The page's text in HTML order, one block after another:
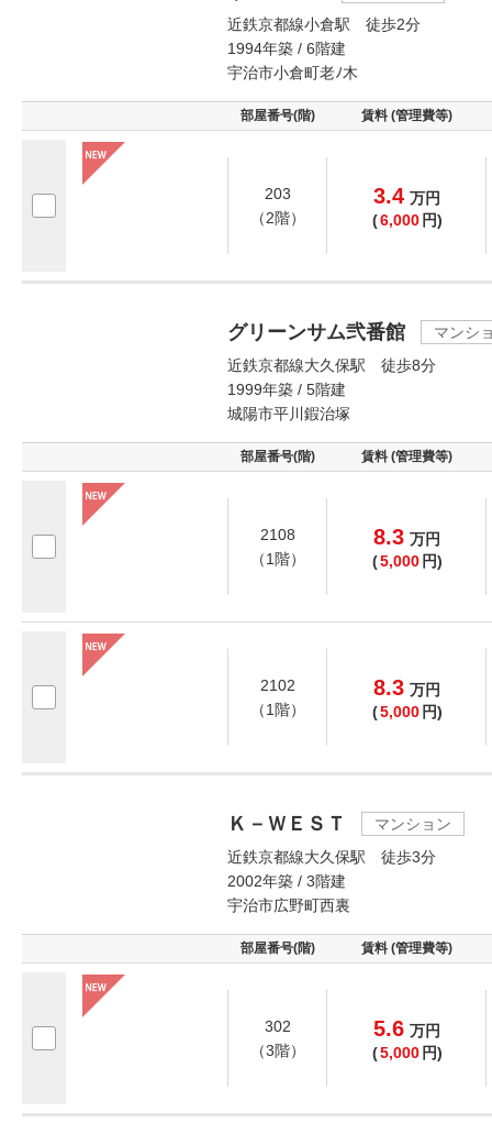
近鉄京都線小倉駅 徒歩2分
1994年築 / 6階建
宇治市小倉町老ﾉ木
部屋番号(階) 賃料 (管理費等)
203
（2階）
3.4 万円
(6,000 円)
グリーンサム弐番館
マンシ
近鉄京都線大久保駅 徒歩8分
1999年築 / 5階建
城陽市平川鍜治塚
部屋番号(階) 賃料 (管理費等)
2108
（1階）
8.3 万円
(5,000 円)
2102
（1階）
8.3 万円
(5,000 円)
Ｋ－ＷＥＳＴ
マンション
近鉄京都線大久保駅 徒歩3分
2002年築 / 3階建
宇治市広野町西裏
部屋番号(階) 賃料 (管理費等)
302
（3階）
5.6 万円
(5,000 円)